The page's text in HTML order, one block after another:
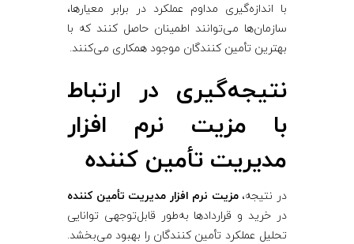
با اندازه‌گیری مداوم عملکرد در برابر معیارها،
سازمان‌ها می‌توانند اطمینان حاصل کنند که با
بهترین تأمین ‌کنندگان موجود همکاری می‌کنند.
نتیجه‌گیری در ارتباط
با مزیت نرم‌ افزار
مدیریت تأمین‌ کننده
در نتیجه،مزیت نرم‌ افزار مدیریت تأمین‌ کننده
در خرید و قراردادها به‌طور قابل‌توجهی توانایی
تحلیل عملکرد تأمین ‌کنندگان را بهبود می‌بخشد.